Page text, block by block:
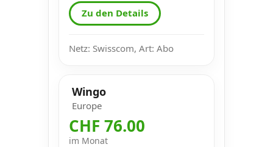
Zu den Details
Netz: Swisscom, Art: Abo
Wingo
Europe
CHF 76.00
im Monat